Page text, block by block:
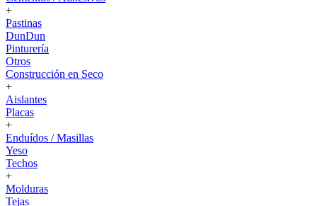
+
Pastinas
DunDun
Pinturería
Otros
Construcción en Seco
+
Aislantes
Placas
+
Enduídos / Masillas
Yeso
Techos
+
Molduras
Tejas